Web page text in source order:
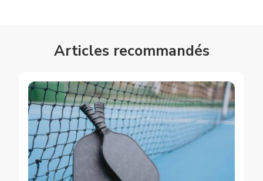
Articles recommandés